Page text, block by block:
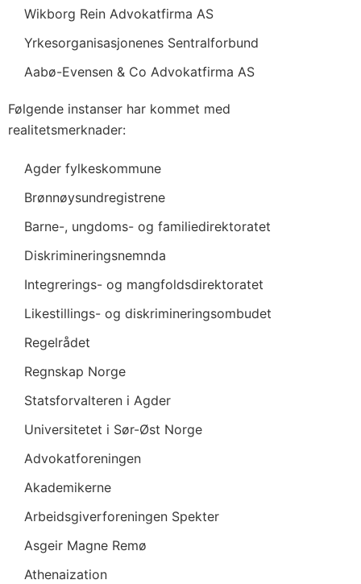
Wikborg Rein Advokatfirma AS
Yrkesorganisasjonenes Sentralforbund
Aabø-Evensen & Co Advokatfirma AS
Følgende instanser har kommet med
realitetsmerknader:
Agder fylkeskommune
Brønnøysundregistrene
Barne-, ungdoms- og familiedirektoratet
Diskrimineringsnemnda
Integrerings- og mangfoldsdirektoratet
Likestillings- og diskrimineringsombudet
Regelrådet
Regnskap Norge
Statsforvalteren i Agder
Universitetet i Sør-Øst Norge
Advokatforeningen
Akademikerne
Arbeidsgiverforeningen Spekter
Asgeir Magne Remø
Athenaization